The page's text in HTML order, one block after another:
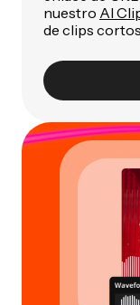
nuestro AI
de clips